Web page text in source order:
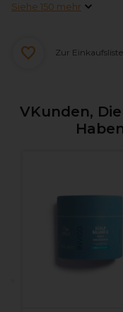
Siehe 150 mehr
Zur
VKunden,